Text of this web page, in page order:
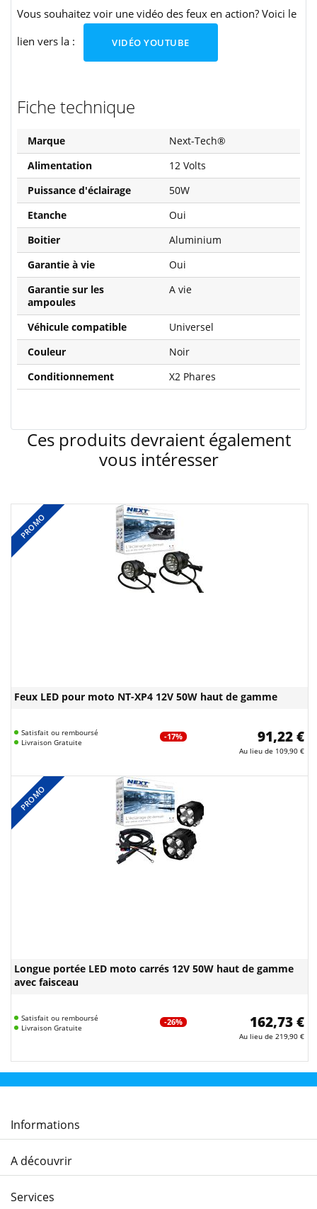
Vous souhaitez voir une vidéo des feux en action? Voici le
lien vers la :
VIDÉO YOUTUBE
Fiche technique
Marque
Next-Tech®
Alimentation
12 Volts
Puissance d'éclairage
50W
Etanche
Oui
Boitier
Aluminium
Garantie à vie
Oui
Garantie sur les
ampoules
A vie
Véhicule compatible
Universel
Couleur
Noir
Conditionnement
X2 Phares
Ces produits devraient également
vous intéresser
PROMO
Feux LED pour moto NT-XP4 12V 50W haut de gamme
Satisfait ou remboursé
Livraison Gratuite
-17% 91,22 €
Au lieu de 109,90 €
PROMO
Longue portée LED moto carrés 12V 50W haut de gamme
avec faisceau
Satisfait ou remboursé
Livraison Gratuite
-26% 162,73 €
Au lieu de 219,90 €
Informations
A découvrir
Services